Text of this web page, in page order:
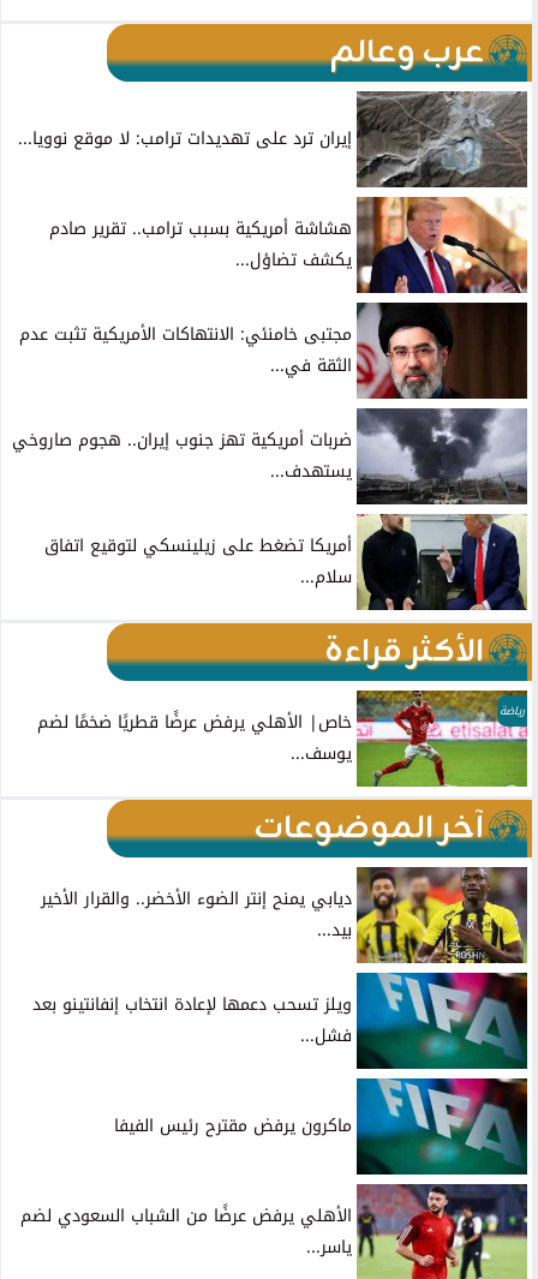
عرب وعالم
إيران ترد على تهديدات ترامب: لا موقع نوويا...
هشاشة أمريكية بسبب ترامب.. تقرير صادم
يكشف تضاؤل...
مجتبى خامنئي: الانتهاكات الأمريكية تثبت عدم
الثقة في...
ضربات أمريكية تهز جنوب إيران.. هجوم صاروخي
يستهدف...
أمريكا تضغط على زيلينسكي لتوقيع اتفاق
سلام...
الأكثر قراءة
رياضة
خاص| الأهلي يرفض عرضًا قطريًا ضخمًا لضم
يوسف...
آخر الموضوعات
ديابي يمنح إنتر الضوء الأخضر.. والقرار الأخير
بيد...
ويلز تسحب دعمها لإعادة انتخاب إنفانتينو بعد
فشل...
ماكرون يرفض مقترح رئيس الفيفا
الأهلي يرفض عرضًا من الشباب السعودي لضم
ياسر...